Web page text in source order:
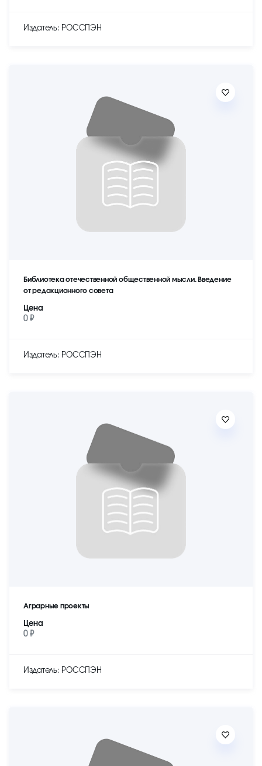
Издатель: РОССПЭН
Библиотека отечественной общественной мысли. Введение
от редакционного совета
Цена
0 ₽
Издатель: РОССПЭН
Аграрные проекты
Цена
0 ₽
Издатель: РОССПЭН